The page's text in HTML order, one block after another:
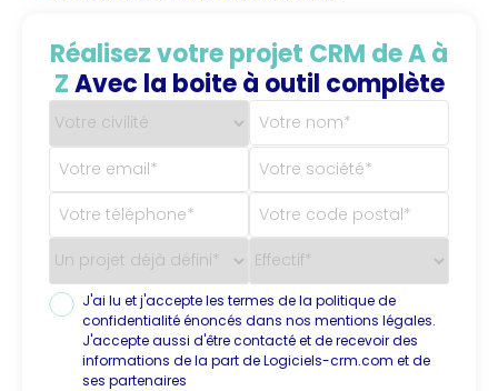
Réalisez votre projet CRM de A à
ZAvec la boite à outil complète
J'ai lu et j'accepte les termes de la politique de
confidentialité énoncés dans nos mentions légales.
J'accepte aussi d'être contacté et de recevoir des
informations de la part de Logiciels-crm.com et de
ses partenaires